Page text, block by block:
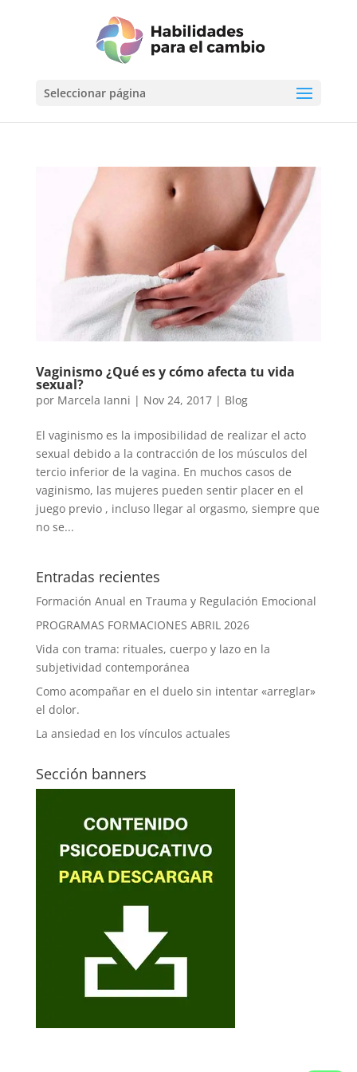
Seleccionar página
Vaginismo ¿Qué es y cómo afecta tu vida
sexual?
por Marcela Ianni | Nov 24, 2017| Blog
El vaginismo es la imposibilidad de realizar el acto
sexual debido a la contracción de los músculos del
tercio inferior de la vagina. En muchos casos de
vaginismo, las mujeres pueden sentir placer en el
juego previo , incluso llegar al orgasmo, siempre que
no se...
Entradas recientes
Formación Anual en Trauma y Regulación Emocional
PROGRAMAS FORMACIONES ABRIL 2026
Vida con trama: rituales, cuerpo y lazo en la
subjetividad contemporánea
Como acompañar en el duelo sin intentar «arreglar»
el dolor.
La ansiedad en los vínculos actuales
Sección banners